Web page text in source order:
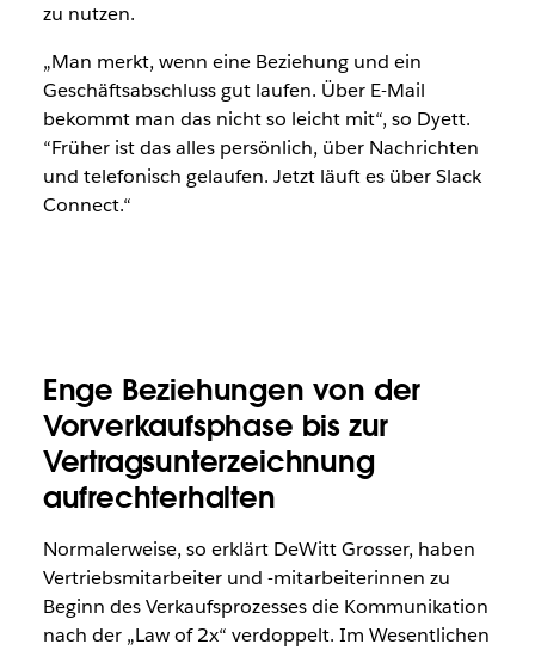
zu nutzen.
„Man merkt, wenn eine Beziehung und ein
Geschäftsabschluss gut laufen. Über E-Mail
bekommt man das nicht so leicht mit“, so Dyett.
“Früher ist das alles persönlich, über Nachrichten
und telefonisch gelaufen. Jetzt läuft es über Slack
Connect.“
Enge Beziehungen von der
Vorverkaufsphase bis zur
Vertragsunterzeichnung
aufrechterhalten
Normalerweise, so erklärt DeWitt Grosser, haben
Vertriebsmitarbeiter und -mitarbeiterinnen zu
Beginn des Verkaufsprozesses die Kommunikation
nach der „Law of 2x“ verdoppelt. Im Wesentlichen